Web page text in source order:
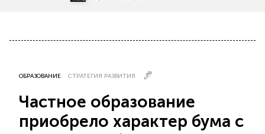
ОБРАЗОВАНИЕ СТРАТЕГИЯ РАЗВИТИЯ
Частное образование
приобрело характер бума с